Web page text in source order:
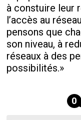
à constuire leur
l’accès au
pensons que
son niveau, à
réseaux à des
possibilités.»
0